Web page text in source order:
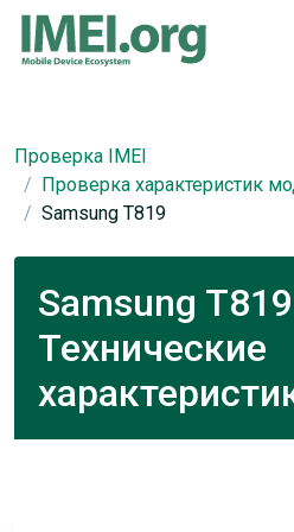
Проверка IMEI
Проверка характеристик
Samsung T819
Samsung T819
Технические